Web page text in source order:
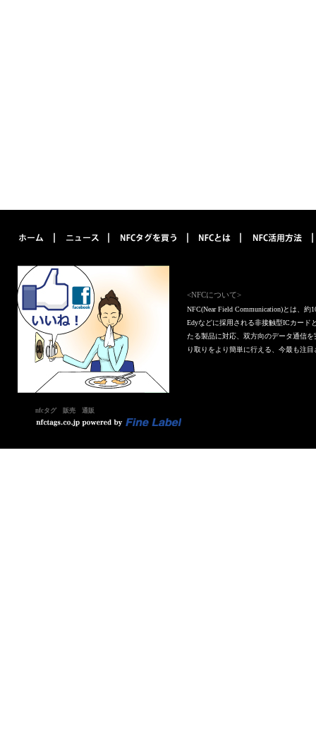
<NFCについて>
NFC(Near Field Communication)とは、
Edyなどに採用される非接触型ICカード
たる製品に対応、双方向のデータ通信
り取りをより簡単に行える、今最も注
nfcタグ 販売 通販